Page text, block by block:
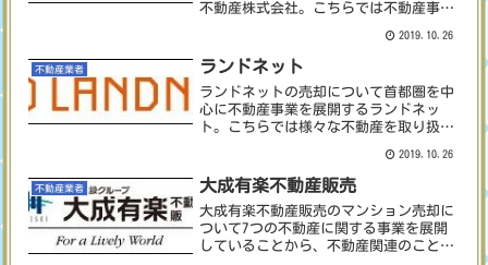
不動産株式会社。こちらでは不動産事業
る相談ができます。これまでにマンショ
ンや戸建てなどに関する実績の他、リフ
ォーム実績など不動産に関...
2019.10.26
不動産業者 ランドネット
ランドネットの売却について首都圏を中
心に不動産事業を展開するランドネッ
ト。こちらでは様々な不動産を取り扱っ
非常に豊富にあります。ランドネットに
在籍するのは経験豊富なベテランから若
手のスタッフまで様々。ベ...
2019.10.26
不動産業者 大成有楽不動産販売
大成有楽不動産販売のマンション売却に
ついて7つの不動産に関する事業を展開
していることから、不動産関連のことを